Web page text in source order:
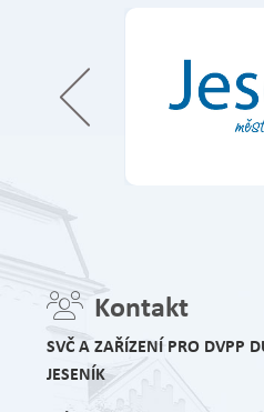
Kontakt
SVČ A ZAŘÍZENÍ PRO DVPP
JESENÍK